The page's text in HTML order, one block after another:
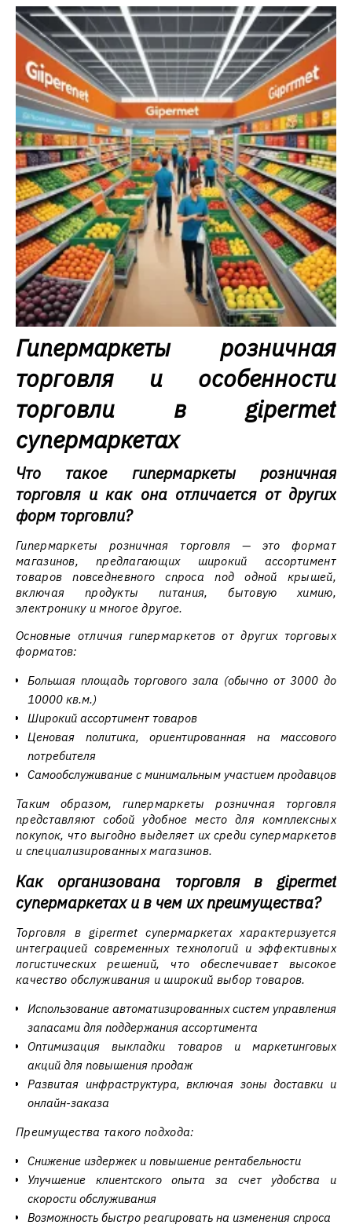
Гипермаркеты розничная
торговля и особенности
торговли в gipermet
супермаркетах
Что такое гипермаркеты розничная
торговля и как она отличается от других
форм торговли?
Гипермаркеты розничная торговля — это формат
магазинов, предлагающих широкий ассортимент
товаров повседневного спроса под одной крышей,
включая продукты питания, бытовую химию,
электронику и многое другое.
Основные отличия гипермаркетов от других торговых
форматов:
Большая площадь торгового зала (обычно от 3000 до
10000 кв.м.)
Широкий ассортимент товаров
Ценовая политика, ориентированная на массового
потребителя
Самообслуживание с минимальным участием продавцов
Таким образом, гипермаркеты розничная торговля
представляют собой удобное место для комплексных
покупок, что выгодно выделяет их среди супермаркетов
и специализированных магазинов.
Как организована торговля в gipermet
супермаркетах и в чем их преимущества?
Торговля в gipermet супермаркетах характеризуется
интеграцией современных технологий и эффективных
логистических решений, что обеспечивает высокое
качество обслуживания и широкий выбор товаров.
Использование автоматизированных систем управления
запасами для поддержания ассортимента
Оптимизация выкладки товаров и маркетинговых
акций для повышения продаж
Развитая инфраструктура, включая зоны доставки и
онлайн-заказа
Преимущества такого подхода:
Снижение издержек и повышение рентабельности
Улучшение клиентского опыта за счет удобства и
скорости обслуживания
Возможность быстро реагировать на изменения спроса